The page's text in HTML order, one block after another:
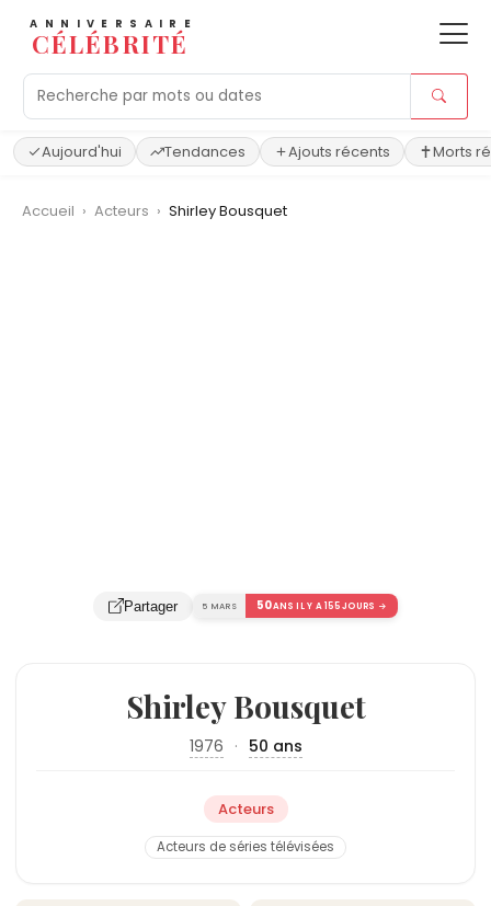
ANNIVERSAIRE
CÉLÉBRITÉ
Aujourd'hui Tendances Ajouts récents Morts
Accueil › Acteurs › Shirley Bousquet
Partager 5 MARS 50ANS IL Y A 155 JOURS →
Shirley Bousquet
1976 · 50 ans
Acteurs
Acteurs de séries télévisées